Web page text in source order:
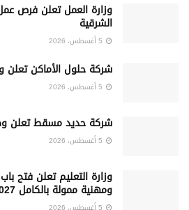
وزارة العمل تعلن فرص
الشرقية
شركة حلول الأماكن تعلن
شركة حديد مسقط تعلن
وزارة التعليم تعلن فتح
ومهنية ممولة بالكامل 2027 / 2028